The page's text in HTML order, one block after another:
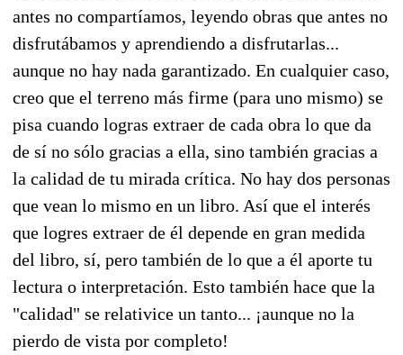
antes no compartíamos, leyendo obras que antes no
disfrutábamos y aprendiendo a disfrutarlas...
aunque no hay nada garantizado. En cualquier caso,
creo que el terreno más firme (para uno mismo) se
pisa cuando logras extraer de cada obra lo que da
de sí no sólo gracias a ella, sino también gracias a
la calidad de tu mirada crítica. No hay dos personas
que vean lo mismo en un libro. Así que el interés
que logres extraer de él depende en gran medida
del libro, sí, pero también de lo que a él aporte tu
lectura o interpretación. Esto también hace que la
"calidad" se relativice un tanto... ¡aunque no la
pierdo de vista por completo!